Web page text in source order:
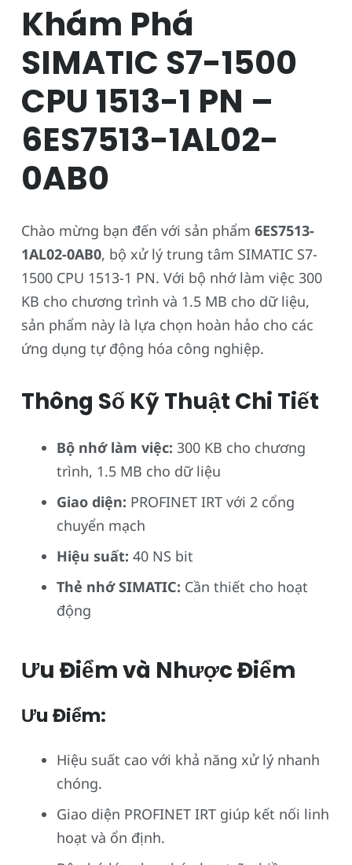
Khám Phá
SIMATIC S7-1500
CPU 1513-1 PN –
6ES7513-1AL02-
0AB0
Chào mừng bạn đến với sản phẩm 6ES7513-
1AL02-0AB0, bộ xử lý trung tâm SIMATIC S7-
1500 CPU 1513-1 PN. Với bộ nhớ làm việc 300
KB cho chương trình và 1.5 MB cho dữ liệu,
sản phẩm này là lựa chọn hoàn hảo cho các
ứng dụng tự động hóa công nghiệp.
Thông Số Kỹ Thuật Chi Tiết
Bộ nhớ làm việc: 300 KB cho chương
trình, 1.5 MB cho dữ liệu
Giao diện: PROFINET IRT với 2 cổng
chuyển mạch
Hiệu suất: 40 NS bit
Thẻ nhớ SIMATIC: Cần thiết cho hoạt
động
Ưu Điểm và Nhược Điểm
Ưu Điểm:
Hiệu suất cao với khả năng xử lý nhanh
chóng.
Giao diện PROFINET IRT giúp kết nối linh
hoạt và ổn định.